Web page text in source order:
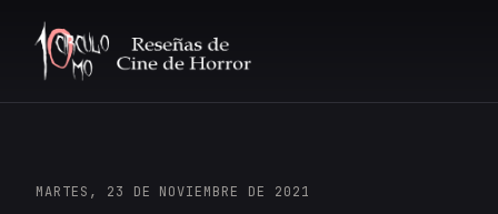
MARTES, 23 DE NOVIEMBRE DE 2021